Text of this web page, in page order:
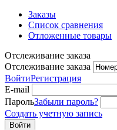
Заказы
Список сравнения
Отложенные товары
Отслеживание заказа
Отслеживание заказа
ВойтиРегистрация
E-mail
ПарольЗабыли пароль?
Создать учетную запись
Войти